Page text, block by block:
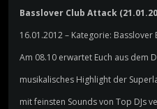
Basslover Club Attack
16.01.2012 – Kategorie: Basslover
Am 08.10 erwartet Euch aus dem
musikalisches Highlight der
mit feinsten Sounds von Top DJs